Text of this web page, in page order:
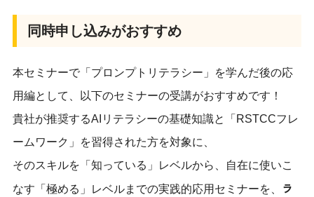
同時申し込みがおすすめ
本セミナーで「プロンプトリテラシー」を学んだ後の応
用編として、以下のセミナーの受講がおすすめです！
貴社が推奨するAIリテラシーの基礎知識と「RSTCCフレ
ームワーク」を習得された方を対象に、
そのスキルを「知っている」レベルから、自在に使いこ
なす「極める」レベルまでの実践的応用セミナーを、
ラ